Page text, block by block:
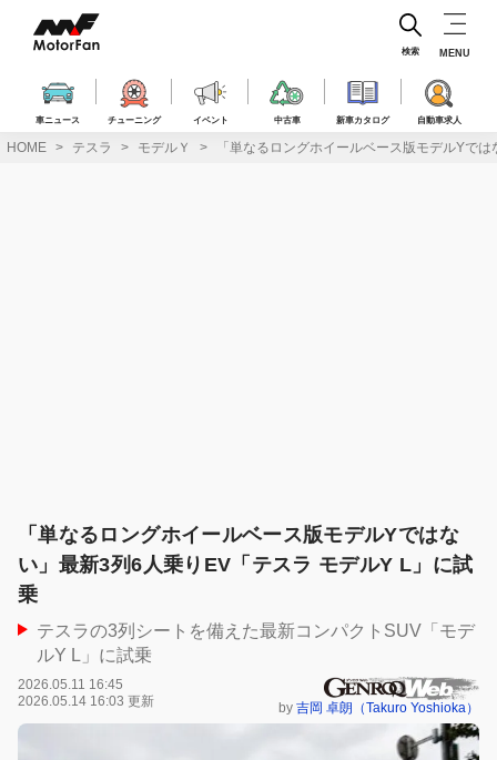
ス
車ニュース チューニング イベント 中古車 新車カタログ 自動車求人
検索 MENU
HOME テスラ モデルＹ 「単なるロングホイールベース版モデルYで
「単なるロングホイールベース版モデルYではな
い」最新3列6人乗りEV「テスラ モデルY L」に試
乗
テスラの3列シートを備えた最新コンパクトSUV「モデ
ルY L」に試乗
2026.05.11 16:45
2026.05.14 16:03 更新
by 吉岡 卓朗（Takuro Yoshioka）